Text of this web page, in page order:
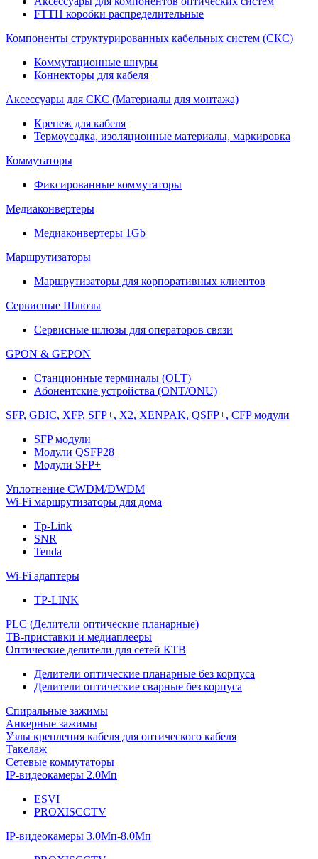
FTTH коробки распределительные
Компоненты структурированных кабельных систем (СКС)
Коммутационные шнуры
Коннекторы для кабеля
Аксессуары для СКС (Материалы для монтажа)
Крепеж для кабеля
Термоусадка, изоляционные материалы, маркировка
Коммутаторы
Фиксированные коммутаторы
Медиаконвертеры
Медиаконвертеры 1Gb
Маршрутизаторы
Маршрутизаторы для корпоративных клиентов
Сервисные Шлюзы
Сервисные шлюзы для операторов связи
GPON & GEPON
Станционные терминалы (OLT)
Абонентские устройства (ONT/ONU)
SFP, GBIC, XFP, SFP+, X2, XENPAK, QSFP+, CFP модули
SFP модули
Модули QSFP28
Модули SFP+
Уплотнение CWDM/DWDM
Wi-Fi маршрутизаторы для дома
Tp-Link
SNR
Tenda
Wi-Fi адаптеры
TP-LINK
PLC (Делители оптические планарные)
ТВ-приставки и медиаплееры
Оптические делители для сетей КТВ
Делители оптические планарные без корпуса
Делители оптические сварные без корпуса
Спиральные зажимы
Анкерные зажимы
Узлы крепления кабеля для оптического кабеля
Такелаж
Сетевые коммутаторы
IP-видеокамеры 2.0Мп
ESVI
PROXISCCTV
IP-видеокамеры 3.0Мп-8.0Мп